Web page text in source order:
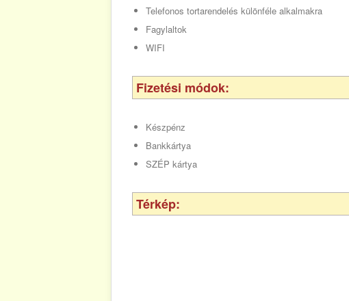
Telefonos tortarendelés különféle alkalmakra
Fagylaltok
WIFI
Fizetési módok:
Készpénz
Bankkártya
SZÉP kártya
Térkép: